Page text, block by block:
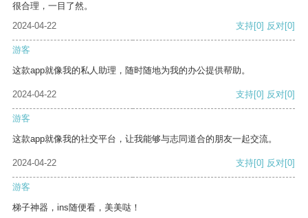
很合理，一目了然。
2024-04-22
支持[0] 反对[0]
游客
这款app就像我的私人助理，随时随地为我的办公提供帮助。
2024-04-22 支持[0] 反对[0]
游客
这款app就像我的社交平台，让我能够与志同道合的朋友一起交流。
2024-04-22 支持[0] 反对[0]
游客
梯子神器，ins随便看，美美哒！